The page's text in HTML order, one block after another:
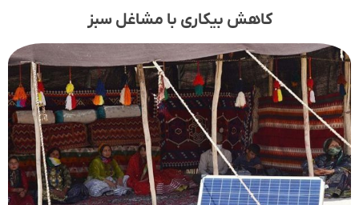
کاهش بیکاری با مشاغل سبز